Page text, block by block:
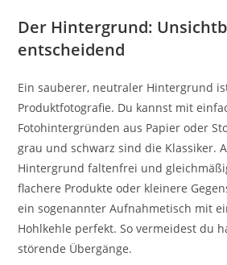
Der Hintergrund:
entscheidend
Ein sauberer, neutraler Hintergrund
Produktfotografie. Du kannst mit
Fotohintergründen aus Papier oder
grau und schwarz sind die Klassiker.
Hintergrund faltenfrei und
flachere Produkte oder kleinere
ein sogenannter Aufnahmetisch mit
Hohlkehle perfekt. So vermeidest du
störende Übergänge.